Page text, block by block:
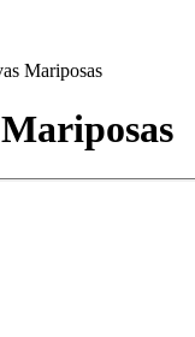
Mariposas